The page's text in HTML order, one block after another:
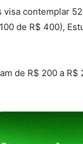
contemplar
de R$ 400),
de R$ 200 a